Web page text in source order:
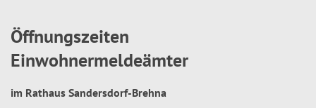
Öffnungszeiten
Einwohnermeldeämter
im Rathaus Sandersdorf-Brehna